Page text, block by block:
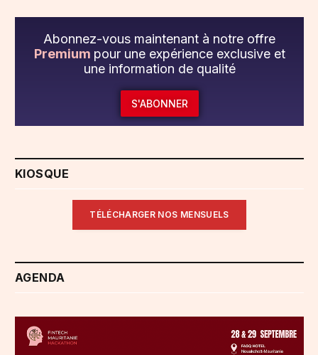
Abonnez-vous maintenant à notre offre
Premium pour une expérience exclusive et
une information de qualité
S'ABONNER
KIOSQUE
TÉLÉCHARGER NOS MENSUELS
AGENDA